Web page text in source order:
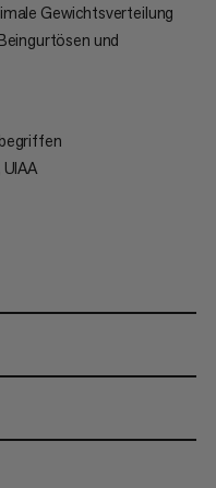
Gewichtsverteilung
und